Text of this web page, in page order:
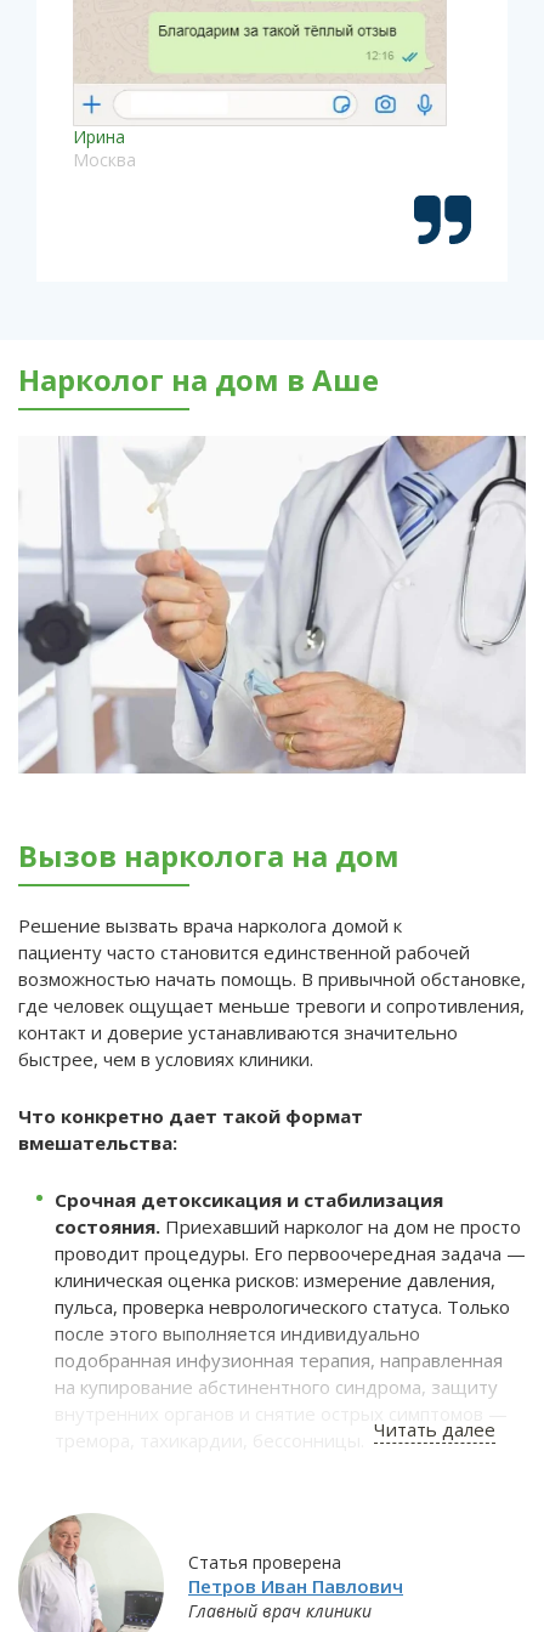
Ирина
Москва
Нарколог на дом в Аше
Вызов нарколога на дом
Решение вызвать врача нарколога домой к
пациенту часто становится единственной рабочей
возможностью начать помощь. В привычной обстановке,
где человек ощущает меньше тревоги и сопротивления,
контакт и доверие устанавливаются значительно
быстрее, чем в условиях клиники.
Что конкретно дает такой формат
вмешательства:
Срочная детоксикация и стабилизация
состояния. Приехавший нарколог на дом не просто
проводит процедуры. Его первоочередная задача —
клиническая оценка рисков: измерение давления,
пульса, проверка неврологического статуса. Только
после этого выполняется индивидуально
подобранная инфузионная терапия, направленная
на купирование абстинентного синдрома, защиту
физических страданий наступает кратковременный
период ясности сознания. Этим моментом должен
воспользоваться специалист, чтобы, без давления и
осуждения, обсудить с пациентом и его близкими
Читать далее
Статья проверена
Петров Иван Павлович
Главный врач клиники